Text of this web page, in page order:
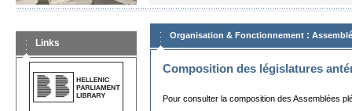
Links
Organisation & Fonctionnement :
Composition des législatures
Pour consulter la composition des Assemblées